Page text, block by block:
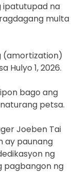
ipatutupad na
multa
(amortization)
Hulyo 1, 2026.
bago ang
petsa.
Joeben Tai
ay paunang
ng
pagbangon ng